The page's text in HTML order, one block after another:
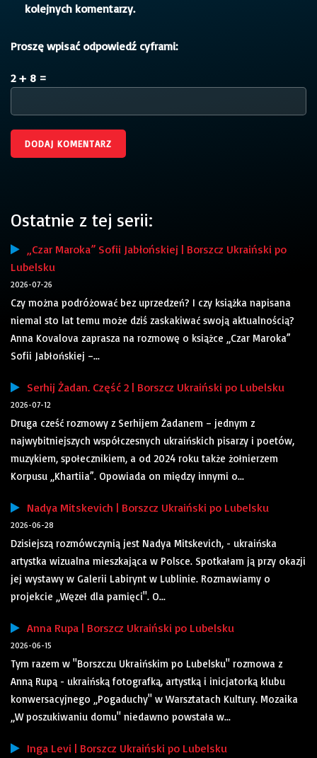
kolejnych komentarzy.
Proszę wpisać odpowiedź cyframi:
2 + 8 =
Ostatnie z tej serii:
„Czar Maroka” Sofii Jabłońskiej | Borszcz Ukraiński po
Lubelsku
2026-07-26
Czy można podróżować bez uprzedzeń? I czy książka napisana
niemal sto lat temu może dziś zaskakiwać swoją aktualnością?
Anna Kovalova zaprasza na rozmowę o książce „Czar Maroka”
Sofii Jabłońskiej –...
Serhij Żadan. Część 2 | Borszcz Ukraiński po Lubelsku
2026-07-12
Druga cześć rozmowy z Serhijem Żadanem – jednym z
najwybitniejszych współczesnych ukraińskich pisarzy i poetów,
muzykiem, społecznikiem, a od 2024 roku także żołnierzem
Korpusu „Khartiia”. Opowiada on między innymi o...
Nadya Mitskevich | Borszcz Ukraiński po Lubelsku
2026-06-28
Dzisiejszą rozmówczynią jest Nadya Mitskevich, - ukraińska
artystka wizualna mieszkająca w Polsce. Spotkałam ją przy okazji
jej wystawy w Galerii Labirynt w Lublinie. Rozmawiamy o
projekcie „Węzeł dla pamięci". O...
Anna Rupa | Borszcz Ukraiński po Lubelsku
2026-06-15
Tym razem w "Borszczu Ukraińskim po Lubelsku" rozmowa z
Anną Rupą - ukraińską fotografką, artystką i inicjatorką klubu
konwersacyjnego „Pogaduchy" w Warsztatach Kultury. Mozaika
„W poszukiwaniu domu" niedawno powstała w...
Inga Levi | Borszcz Ukraiński po Lubelsku